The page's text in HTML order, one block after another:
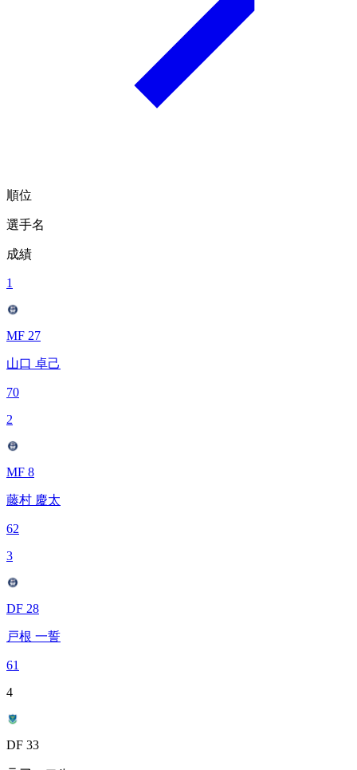
順位
選手名
成績
1
MF 27
山口 卓己
70
2
MF 8
藤村 慶太
62
3
DF 28
戸根 一誓
61
4
DF 33